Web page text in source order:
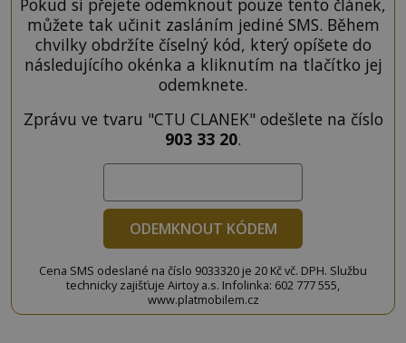
můžete tak učinit zasláním jediné SMS. Během
chvilky obdržíte číselný kód, který opíšete do
následujícího okénka a kliknutím na tlačítko jej
odemknete.
Zprávu ve tvaru "CTU CLANEK" odešlete na číslo
903 33 20.
ODEMKNOUT KÓDEM
Cena SMS odeslané na číslo 9033320 je 20 Kč vč. DPH. Službu
technicky zajišťuje Airtoy a.s. Infolinka: 602 777 555,
www.platmobilem.cz